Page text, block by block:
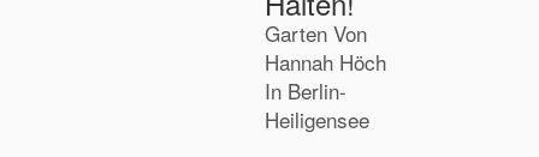
Garten Von
Hannah Höch
In Berlin-
Heiligensee